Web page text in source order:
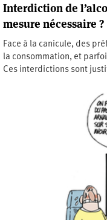
Interdiction de
mesure nécessaire ?
Face à la canicule, des
la consommation, et
Ces interdictions sont